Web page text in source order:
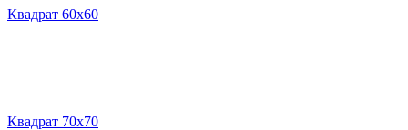
Квадрат 60х60
Квадрат 70х70